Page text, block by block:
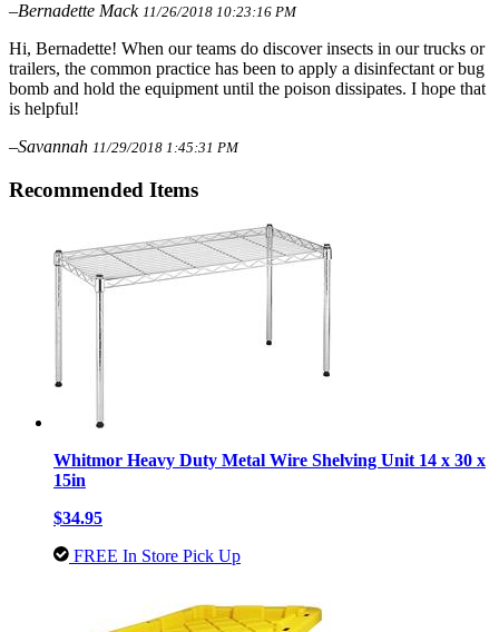
–Bernadette Mack 11/26/2018 10:23:16 PM
Hi, Bernadette! When our teams do discover insects in our trucks or
trailers, the common practice has been to apply a disinfectant or bug
bomb and hold the equipment until the poison dissipates. I hope that
is helpful!
–Savannah 11/29/2018 1:45:31 PM
Recommended Items
Whitmor Heavy Duty Metal Wire Shelving Unit 14 x 30 x
15in
$34.95
FREE In Store Pick Up